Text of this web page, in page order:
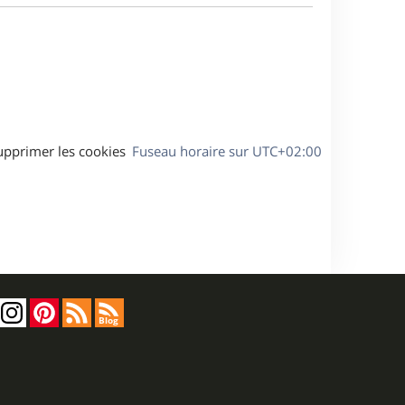
Fuseau horaire sur UTC+02:00
les cookies